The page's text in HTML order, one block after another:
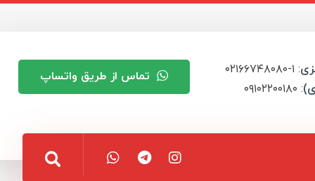
تماس از طریق واتساپ
: ۱-۰۲۱۶۶۷۴۸۰۸۰
: ۰۹۱۰۲۲۰۰۱۸۰